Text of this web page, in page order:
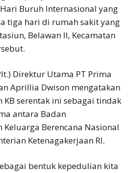
Buruh Internasional yang
tiga hari di rumah sakit yang
Belawan II, Kecamatan
Direktur Utama PT Prima
Aprillia Dwison mengatakan
KB serentak ini sebagai tindak
antara Badan
Keluarga Berencana Nasional
Ketenagakerjaan RI.
bentuk kepedulian kita